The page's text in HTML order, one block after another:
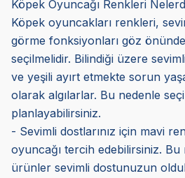
Köpek Oyuncağı Renkleri
Köpek oyuncakları renkleri,
görme fonksiyonları göz
seçilmelidir. Bilindiği üzere sevimli
ve yeşili ayırt etmekte sorun
olarak algılarlar. Bu nedenle
planlayabilirsiniz.
- Sevimli dostlarınız için mavi
oyuncağı tercih edebilirsiniz.
ürünler sevimli dostunuzun